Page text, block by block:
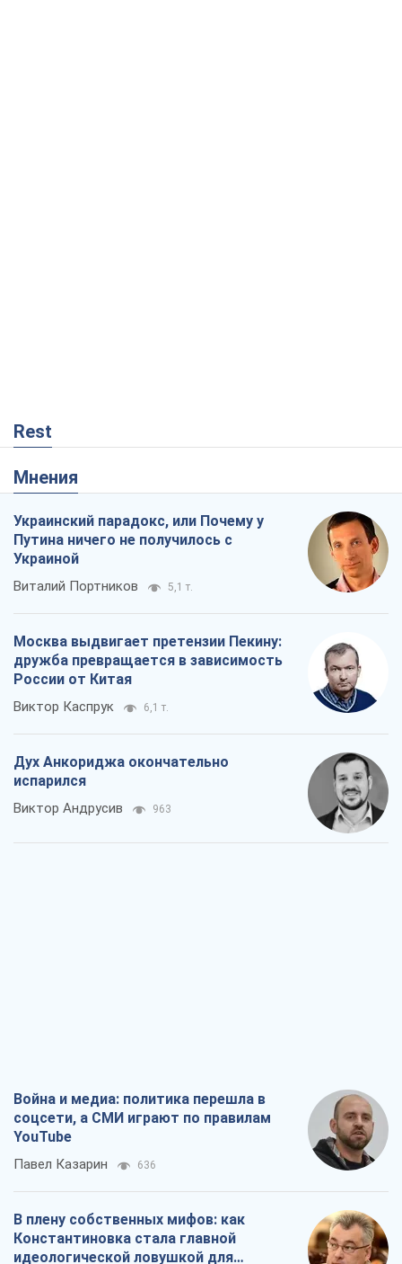
Rest
Мнения
Украинский парадокс, или Почему у
Путина ничего не получилось с
Украиной
Виталий Портников 5,1 т.
Москва выдвигает претензии Пекину:
дружба превращается в зависимость
России от Китая
Виктор Каспрук 6,1 т.
Дух Анкориджа окончательно
испарился
Виктор Андрусив 963
Война и медиа: политика перешла в
соцсети, а СМИ играют по правилам
YouTube
Павел Казарин 636
В плену собственных мифов: как
Константиновка стала главной
идеологической ловушкой для